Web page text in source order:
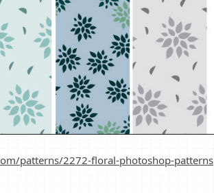
patterns/2272-floral-photoshop-patterns